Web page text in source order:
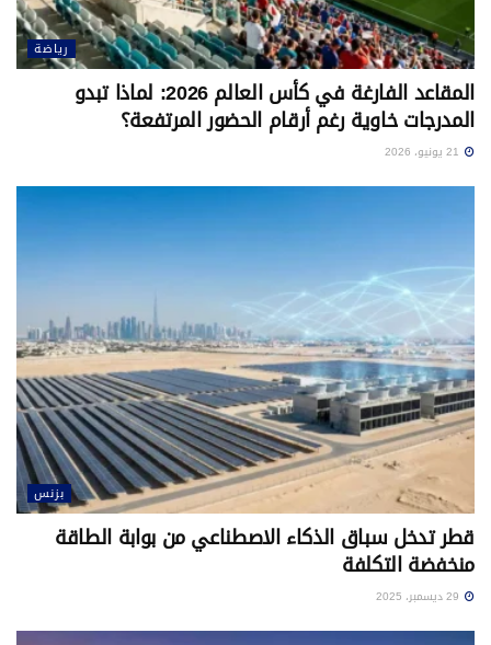
رياضة
المقاعد الفارغة في كأس العالم 2026: لماذا تبدو
المدرجات خاوية رغم أرقام الحضور المرتفعة؟
بزنس
قطر تدخل سباق الذكاء الاصطناعي من بوابة الطاقة
منخفضة التكلفة